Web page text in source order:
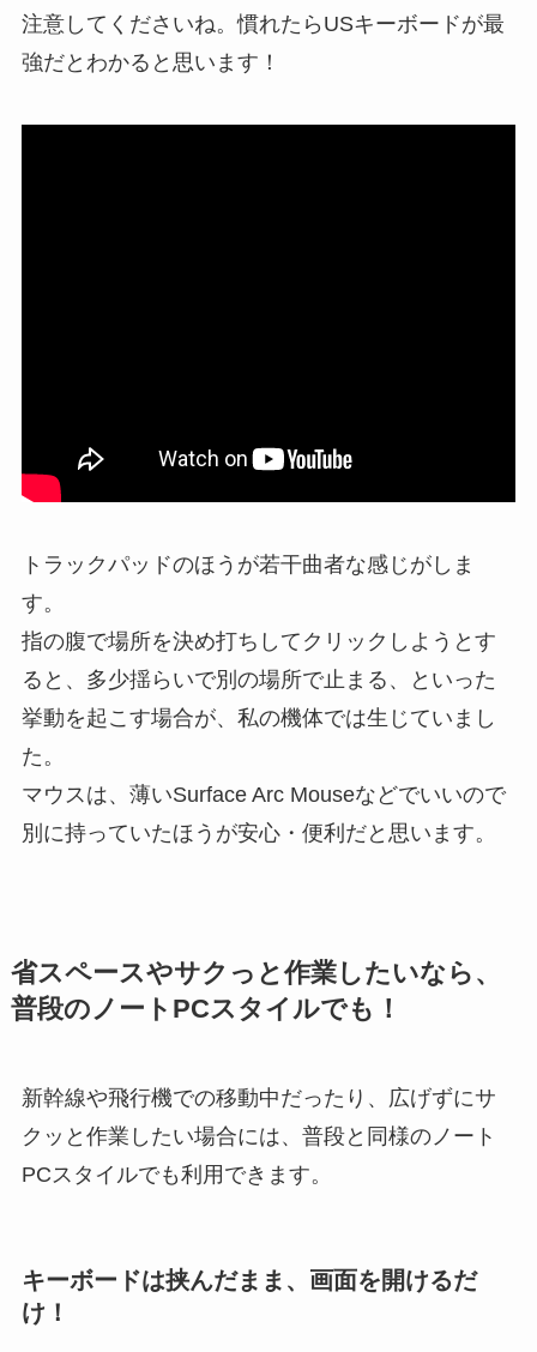
注意してくださいね。慣れたらUSキーボードが最
強だとわかると思います！
トラックパッドのほうが若干曲者な感じがしま
す。
指の腹で場所を決め打ちしてクリックしようとす
ると、多少揺らいで別の場所で止まる、といった
挙動を起こす場合が、私の機体では生じていまし
た。
マウスは、薄いSurface Arc Mouseなどでいいので
別に持っていたほうが安心・便利だと思います。
省スペースやサクっと作業したいなら、
普段のノートPCスタイルでも！
新幹線や飛行機での移動中だったり、広げずにサ
クッと作業したい場合には、普段と同様のノート
PCスタイルでも利用できます。
キーボードは挟んだまま、画面を開けるだ
け！